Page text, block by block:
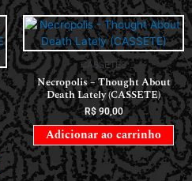
CASSETES
Necropolis – Thought About
Death Lately (CASSETE)
R$90,00
Adicionar ao carrinho